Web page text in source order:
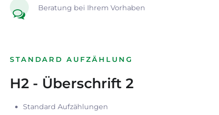
Beratung bei Ihrem Vorhaben
STANDARD AUFZÄHLUNG
H2 - Überschrift 2
Standard Aufzählungen